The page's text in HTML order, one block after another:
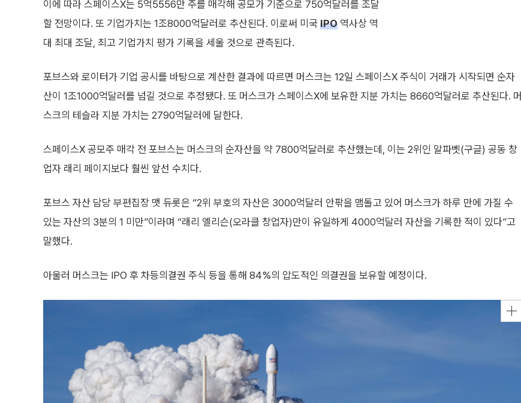
이에 따라 스페이스X는 5억5556만 주를 매각해 공모가 기준으로 750억달러를 조달
할 전망이다. 또 기업가치는 1조8000억달러로 추산된다. 이로써 미국 IPO 역사상 역
대 최대 조달, 최고 기업가치 평가 기록을 세울 것으로 관측된다.
포브스와 로이터가 기업 공시를 바탕으로 계산한 결과에 따르면 머스크는 12일 스페이스X 주식이 거래가 시작되면 순자
산이 1조1000억달러를 넘길 것으로 추정됐다. 또 머스크가 스페이스X에 보유한 지분 가치는 8660억달러로 추산된다. 머
스크의 테슬라 지분 가치는 2790억달러에 달한다.
스페이스X 공모주 매각 전 포브스는 머스크의 순자산을 약 7800억달러로 추산했는데, 이는 2위인 알파벳(구글) 공동 창
업자 래리 페이지보다 훨씬 앞선 수치다.
포브스 자산 담당 부편집장 맷 듀롯은 “2위 부호의 자산은 3000억달러 안팎을 맴돌고 있어 머스크가 하루 만에 가질 수
있는 자산의 3분의 1 미만”이라며 “래리 엘리슨(오라클 창업자)만이 유일하게 4000억달러 자산을 기록한 적이 있다”고
말했다.
아울러 머스크는 IPO 후 차등의결권 주식 등을 통해 84%의 압도적인 의결권을 보유할 예정이다.